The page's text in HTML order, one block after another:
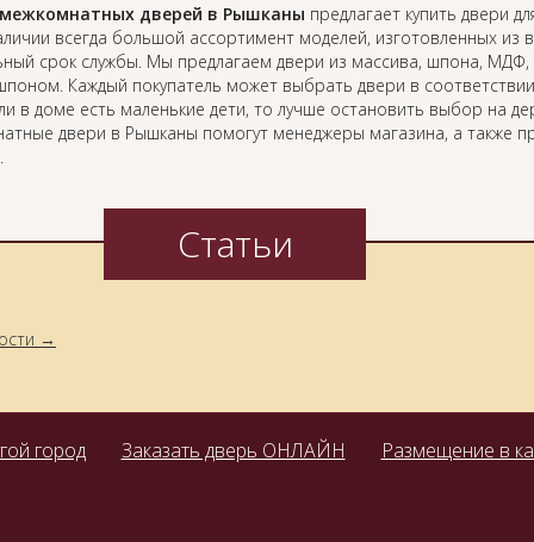
дверей в Рышканы предлагает купить двери
всегда большой ассортимент моделей, изготовленных из
срок службы. Мы предлагаем двери из массива, шпона,
Каждый покупатель может выбрать двери в
в доме есть маленькие дети, то лучше остановить выбор на
двери в Рышканы помогут менеджеры магазина, а также
Статьи
город Заказать дверь ОНЛАЙН Размещение в